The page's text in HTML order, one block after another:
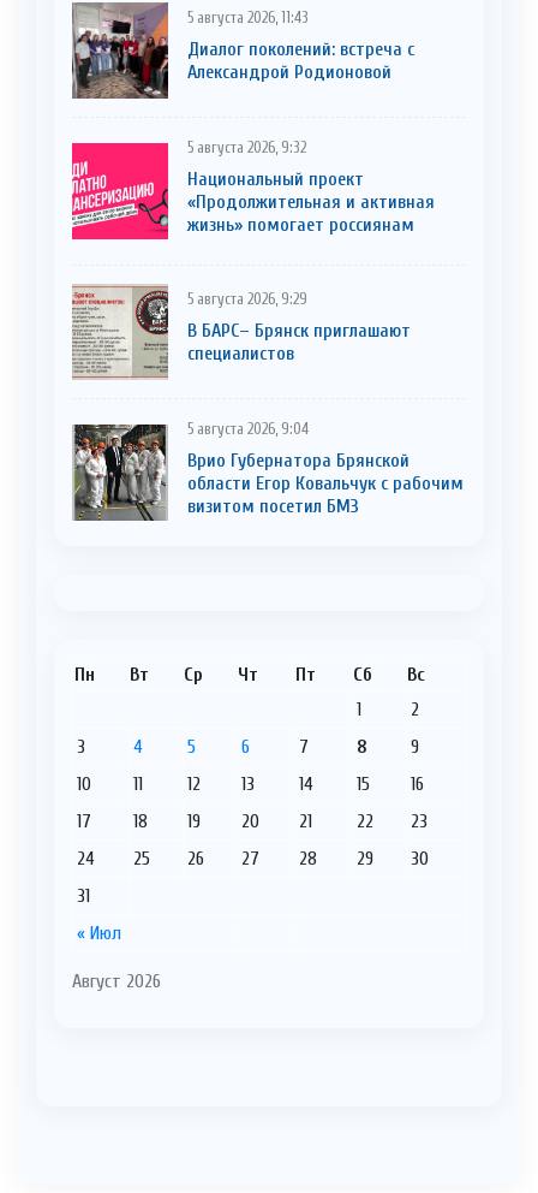
5 августа 2026, 11:43
Диалог поколений: встреча с
Александрой Родионовой
5 августа 2026, 9:32
Национальный проект
«Продолжительная и активная
жизнь» помогает россиянам
5 августа 2026, 9:29
В БАРС– Брянcк приглaшают
cпециaлистoв
5 августа 2026, 9:04
Врио Губернатора Брянской
области Егор Ковальчук с рабочим
визитом посетил БМЗ
Август 2026
Пн Вт Ср Чт Пт Сб Вс
« Июл
1
2
3
4 5 6 7 8
9
10
11 12 13 14 15
16
17
18 19 20 21 22
23
24
25 26 27 28 29
30
31